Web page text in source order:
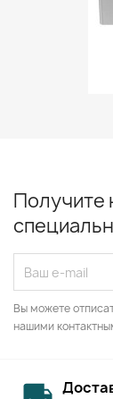
Получите
Вы можете
нашими